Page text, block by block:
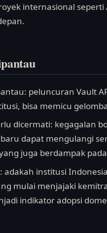
internasional
peluncuran Vault
bisa memicu
dicermati: kegagalan
dapat mengulangi
juga berdampak
adakah institusi
mulai menjajaki
indikator adopsi